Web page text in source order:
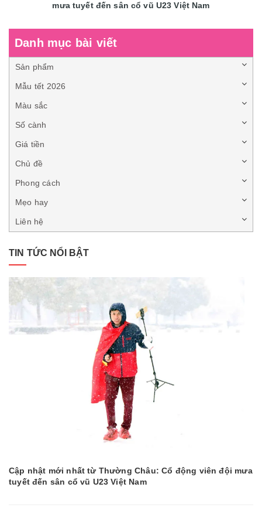
mưa tuyết đến sân cổ vũ U23 Việt Nam
Danh mục bài viết
Sản phẩm
Mẫu tết 2026
Màu sắc
Số cành
Giá tiền
Chủ đề
Phong cách
Mẹo hay
Liên hệ
TIN TỨC NỔI BẬT
Cập nhật mới nhất từ Thường Châu: Cổ động viên đội mưa
tuyết đến sân cổ vũ U23 Việt Nam